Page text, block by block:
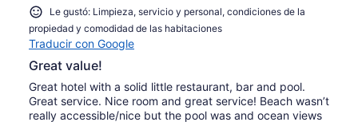
Le gustó: Limpieza, servicio y personal, condiciones de la
propiedad y comodidad de las habitaciones
Traducir con Google
Great value!
Great hotel with a solid little restaurant, bar and pool.
Great service. Nice room and great service! Beach wasn’t
really accessible/nice but the pool was and ocean views